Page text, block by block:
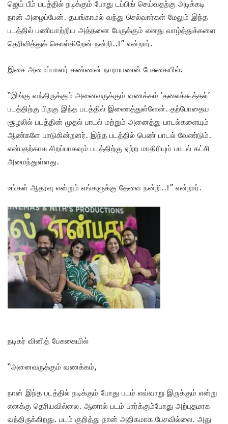
ஜெய் பீம் படத்தில் நடிக்கும் போது டப்பிங் செய்வதற்கு அடிக்கடி
நான் அழைப்பேன். தயங்காமல் வந்து செல்வார்கள் மேலும் இந்த
படத்தில் பணியாற்றிய அத்தனை பேருக்கும் எனது வாழ்த்துக்களை
தெரிவித்துக் கொள்கிறேன் நன்றி..!” என்றார்.
இசை அமைப்பாளர் கண்ணன் நாராயணன் பேசுகையில்.
“இங்கு வந்திருக்கும் அனைவருக்கும் வணக்கம் ‘தலைக்கூத்தல்’
படத்திற்கு பிறகு இந்த படத்தில் இணைத்துள்ளேன். தற்போதைய
சூழலில் படத்தின் முதல் பாடல் மற்றும் அனைத்து பாடல்களையும்
ஆண்களே பாடுகின்றனர். இந்த படத்தில் பெண் பாடல் வேண்டும்.
என்பதற்காக சிறப்பாகவும் படத்திற்கு ஏற்ற மாதிரியும் பாடல் கட்சி
அமைந்துள்ளது.
உங்கள் ஆதரவு என்றும் எங்களுக்கு தேவை நன்றி..!” என்றார்.
நடிகர் வினித் பேசுகையில்
“அனைவருக்கும் வணக்கம்,
நான் இந்த படத்தில் நடிக்கும் போது படம் எவ்வாறு இருக்கும் என்று
எனக்கு தெரியவில்லை. ஆனால் படம் பார்க்கும்போது அற்புதமாக
வந்திருக்கிறது. படம் குறித்து நான் அதிகமாக பேசவில்லை. அது